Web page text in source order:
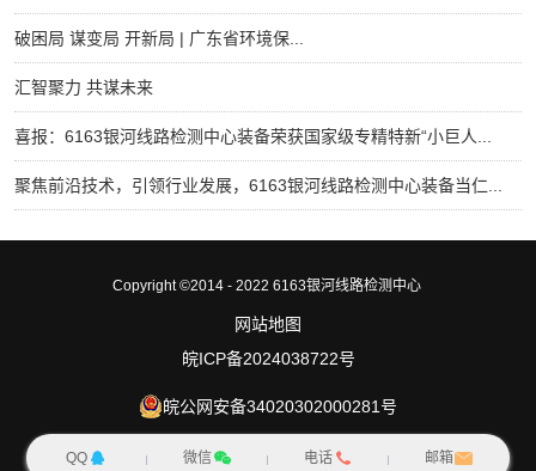
破困局 谋变局 开新局 | 广东省环境保...
汇智聚力 共谋未来
喜报：6163银河线路检测中心装备荣获国家级专精特新“小巨人...
聚焦前沿技术，引领行业发展，6163银河线路检测中心装备当仁...
Copyright ©2014 - 2022 6163银河线路检测中心
网站地图
皖ICP备2024038722号
皖公网安备34020302000281号
QQ 微信 电话 邮箱